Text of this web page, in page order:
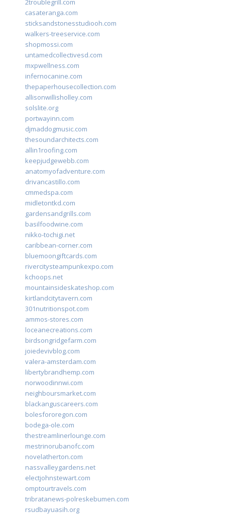
2troublegrill.com
casateranga.com
sticksandstonesstudiooh.com
walkers-treeservice.com
shopmossi.com
untamedcollectivesd.com
mxpwellness.com
infernocanine.com
thepaperhousecollection.com
allisonwillisholley.com
solslite.org
portwayinn.com
djmaddogmusic.com
thesoundarchitects.com
allin1roofing.com
keepjudgewebb.com
anatomyofadventure.com
drivancastillo.com
cmmedspa.com
midletontkd.com
gardensandgrills.com
basilfoodwine.com
nikko-tochigi.net
caribbean-corner.com
bluemoongiftcards.com
rivercitysteampunkexpo.com
kchoops.net
mountainsideskateshop.com
kirtlandcitytavern.com
301nutritionspot.com
ammos-stores.com
loceanecreations.com
birdsongridgefarm.com
joiedevivblog.com
valera-amsterdam.com
libertybrandhemp.com
norwoodinnwi.com
neighboursmarket.com
blackanguscareers.com
bolesfororegon.com
bodega-ole.com
thestreamlinerlounge.com
mestrinorubanofc.com
novelatherton.com
nassvalleygardens.net
electjohnstewart.com
omptourtravels.com
tribratanews-polreskebumen.com
rsudbayuasih.org